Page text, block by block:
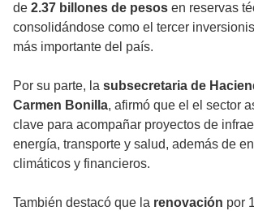
de 2.37 billones de pesos en reservas
consolidándose como el tercer
más importante del país.
Por su parte, la subsecretaria de
Carmen Bonilla, afirmó que el el sector
clave para acompañar proyectos de
energía, transporte y salud, además de
climáticos y financieros.
También destacó que la renovación por